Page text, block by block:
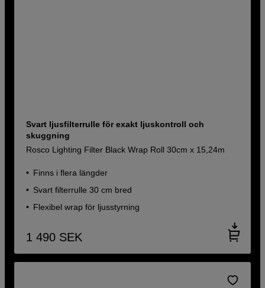
Svart ljusfilterrulle för exakt ljuskontroll och
skuggning
Rosco Lighting Filter Black Wrap Roll 30cm x 15,24m
Finns i flera längder
Svart filterrulle 30 cm bred
Flexibel wrap för ljusstyrning
1 490 SEK